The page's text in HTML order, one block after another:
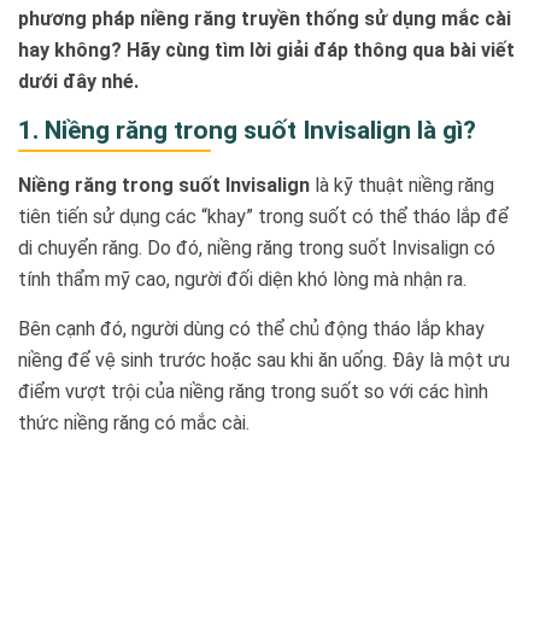
phương pháp niềng răng truyền thống sử dụng mắc cài
hay không? Hãy cùng tìm lời giải đáp thông qua bài viết
dưới đây nhé.
1. Niềng răng trong suốt Invisalign là gì?
Niềng răng trong suốt Invisalign là kỹ thuật niềng răng
tiên tiến sử dụng các “khay” trong suốt có thể tháo lắp để
di chuyển răng. Do đó, niềng răng trong suốt Invisalign có
tính thẩm mỹ cao, người đối diện khó lòng mà nhận ra.
Bên cạnh đó, người dùng có thể chủ động tháo lắp khay
niềng để vệ sinh trước hoặc sau khi ăn uống. Đây là một ưu
điểm vượt trội của niềng răng trong suốt so với các hình
thức niềng răng có mắc cài.